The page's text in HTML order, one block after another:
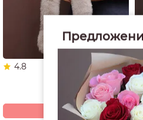
4.8 #1653
3 680р.
Купить